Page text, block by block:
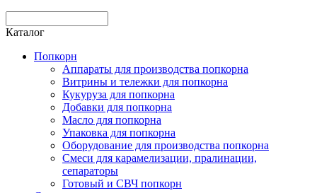
Каталог
Попкорн
Аппараты для производства попкорна
Витрины и тележки для попкорна
Кукуруза для попкорна
Добавки для попкорна
Масло для попкорна
Упаковка для попкорна
Оборудование для производства попкорна
Смеси для карамелизации, пралинации,
сепараторы
Готовый и СВЧ попкорн